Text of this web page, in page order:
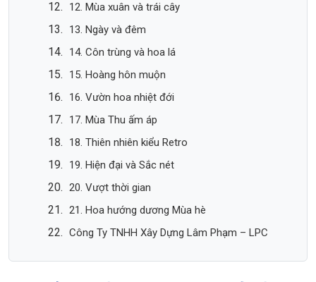
12. Mùa xuân và trái cây
13. Ngày và đêm
14. Côn trùng và hoa lá
15. Hoàng hôn muộn
16. Vườn hoa nhiệt đới
17. Mùa Thu ấm áp
18. Thiên nhiên kiểu Retro
19. Hiện đại và Sắc nét
20. Vượt thời gian
21. Hoa hướng dương Mùa hè
Công Ty TNHH Xây Dựng Lâm Phạm – LPC